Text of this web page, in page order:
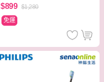
$899 $1,280
免運